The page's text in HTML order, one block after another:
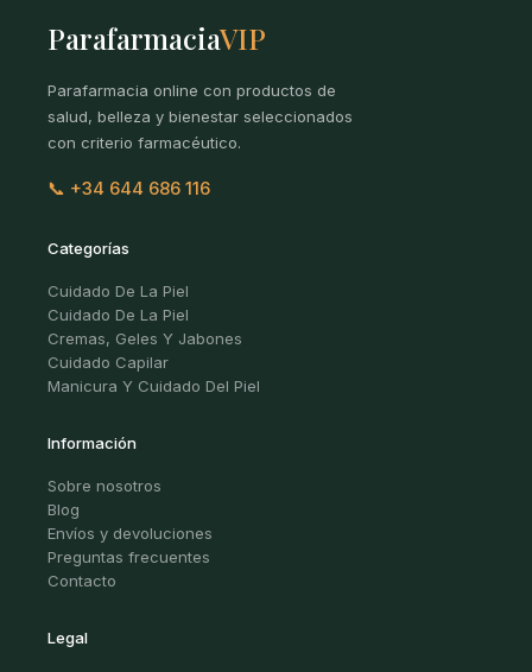
ParafarmaciaVIP
Parafarmacia online con productos de
salud, belleza y bienestar seleccionados
con criterio farmacéutico.
📞 +34 644 686 116
Categorías
Cuidado De La Piel
Cuidado De La Piel
Cremas, Geles Y Jabones
Cuidado Capilar
Manicura Y Cuidado Del Piel
Información
Sobre nosotros
Blog
Envíos y devoluciones
Preguntas frecuentes
Contacto
Legal